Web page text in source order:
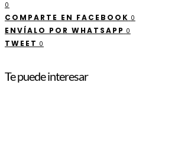
0
COMPARTE EN FACEBOOK 0
ENVÍALO POR WHATSAPP 0
TWEET 0
Te puede interesar